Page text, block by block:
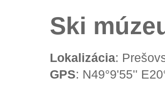
Ski
Lokalizácia:
GPS: N49°9'55''